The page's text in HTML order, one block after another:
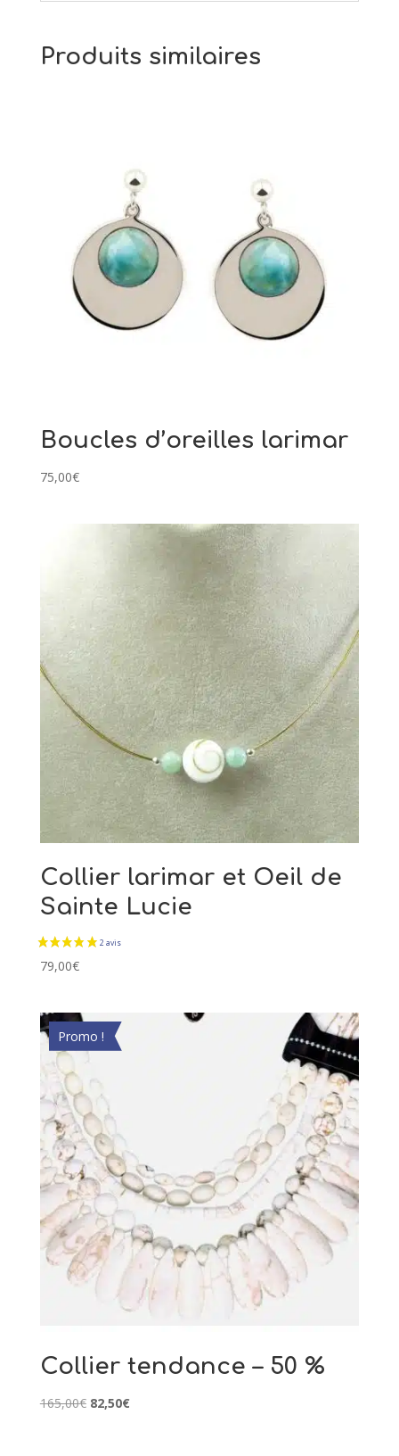
Produits similaires
Boucles d’oreilles larimar
75,00€
Collier larimar et Oeil de
Sainte Lucie
79,00€
Promo !
Collier tendance – 50 %
165,00€ Le
82,50€Le